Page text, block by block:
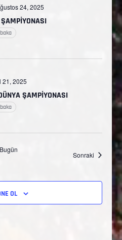
24, 2025
ŞAMPİYONASI
21, 2025
Bugün
Sonraki Etkinlikler
OL